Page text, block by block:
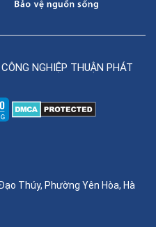
NGHIỆP THUẬN PHÁT
Thúy, Phường Yên Hòa, Hà